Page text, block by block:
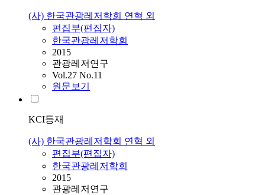
(사) 한국관광레저학회 연혁 외
편집부(편집자)
한국관광레저학회
2015
관광레저연구
Vol.27 No.11
원문보기
KCI등재
(사) 한국관광레저학회 연혁 외
편집부(편집자)
한국관광레저학회
2015
관광레저연구